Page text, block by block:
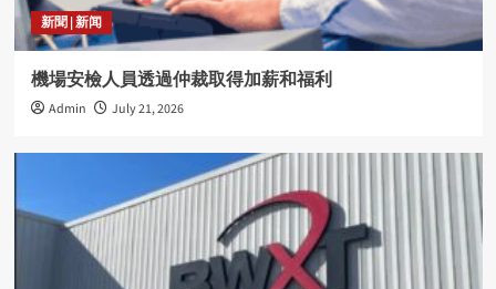
新聞 | 新闻
機場安檢人員透過仲裁取得加薪和福利
Admin July 21, 2026